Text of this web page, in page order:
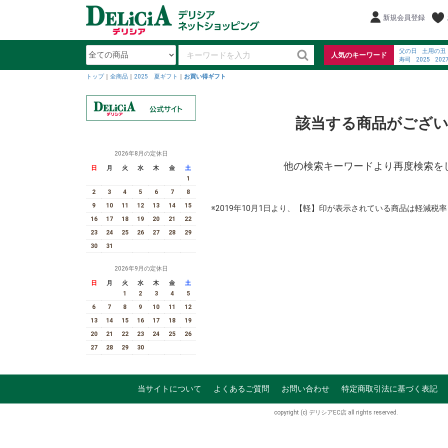
新規会員登録
人気のキーワード 父の日 土用の丑
寿司
2025 2027
トップ 全商品 2025 夏ギフト お買い得ギフト
2026年8月の定休日
日 月 火 水 木 金
土
1
2
3 4 5 6 7
8
9
10 11 12 13 14
15
16
17 18 19 20 21
22
23
24 25 26 27 28
29
30
31
2026年9月の定休日
日 月 火 水 木 金
土
1
2 3 4
5
6
7 8 9 10 11
12
13
14 15 16 17 18
19
20
21 22 23 24 25
26
27
28 29 30
該当する商品がござい
他の検索キーワードより再度検索を
※2019年10月1日より、【軽】印が表示されている商品は軽減税率
当サイトについて よくあるご質問 お問い合わせ 特定商取引法に基づく表記
copyright (c) デリシアEC店 all rights reserved.